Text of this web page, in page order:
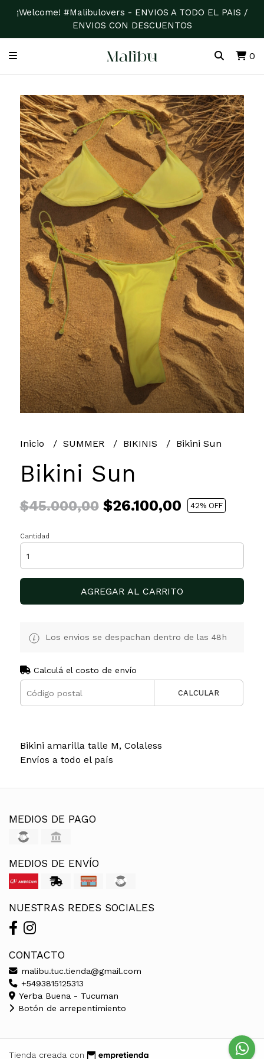
¡Welcome! #Malibulovers - ENVIOS A TODO EL PAIS /
ENVIOS CON DESCUENTOS
0
Inicio SUMMER BIKINIS Bikini Sun
Bikini Sun
$45.000,00$26.100,00 42% OFF
Cantidad
AGREGAR AL CARRITO
Los envios se despachan dentro de las 48h
Calculá el costo de envío
CALCULAR
Bikini amarilla talle M, Colaless
Envíos a todo el país
MEDIOS DE PAGO
MEDIOS DE ENVÍO
NUESTRAS REDES SOCIALES
CONTACTO
malibu.tuc.tienda@gmail.com
+5493815125313
Yerba Buena - Tucuman
Botón de arrepentimiento
Tienda creada con